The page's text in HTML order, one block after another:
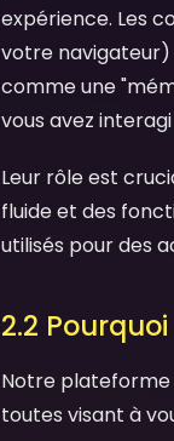
expérience. Les
votre navigateur)
comme une
vous avez
Leur rôle est
fluide et des
utilisés pour des
2.2
Notre plateforme
toutes visant à